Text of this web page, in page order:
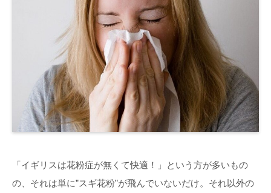
「イギリスは花粉症が無くて快適！」という方が多いもの
の、それは単に”スギ花粉”が飛んでいないだけ。それ以外の